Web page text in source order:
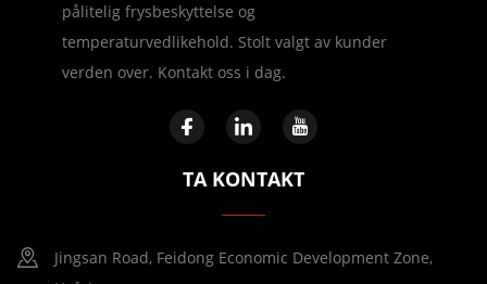
pålitelig frysbeskyttelse og
temperaturvedlikehold. Stolt valgt av kunder
verden over. Kontakt oss i dag.
TA KONTAKT
Jingsan Road, Feidong Economic Development Zone,